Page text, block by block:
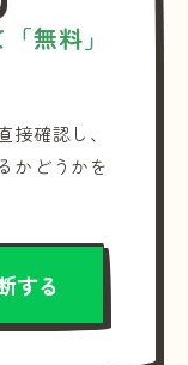
無料」
確認し、
かどうかを
する